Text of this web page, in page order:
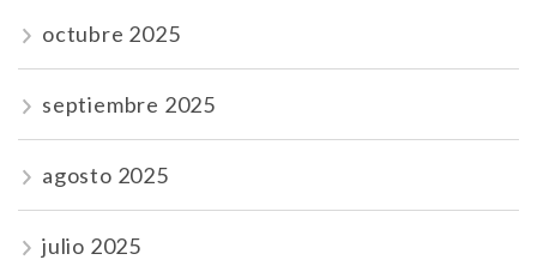
octubre 2025
septiembre 2025
agosto 2025
julio 2025